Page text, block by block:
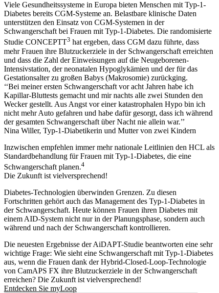
Viele Gesundheitssysteme in Europa bieten Menschen mit Typ-1-
Diabetes bereits CGM-Systeme an. Belastbare klinische Daten
unterstützen den Einsatz von CGM-Systemen in der
Schwangerschaft bei Frauen mit Typ-1-Diabetes. Die randomisierte
Studie CONCEPTT3 hat ergeben, dass CGM dazu führte, dass
mehr Frauen ihre Blutzuckerziele in der Schwangerschaft erreichten
und dass die Zahl der Einweisungen auf die Neugeborenen-
Intensivstation, der neonatalen Hypoglykämien und der für das
Gestationsalter zu großen Babys (Makrosomie) zurückging.
‘‘Bei meiner ersten Schwangerschaft vor acht Jahren habe ich
Kapillar-Bluttests gemacht und mir nachts alle zwei Stunden den
Wecker gestellt. Aus Angst vor einer katastrophalen Hypo bin ich
nicht mehr Auto gefahren und habe dafür gesorgt, dass ich während
der gesamten Schwangerschaft über Nacht nie allein war.’’
Nina Willer, Typ-1-Diabetikerin und Mutter von zwei Kindern
Inzwischen empfehlen immer mehr nationale Leitlinien den HCL als
Standardbehandlung für Frauen mit Typ-1-Diabetes, die eine
Schwangerschaft planen.4
Die Zukunft ist vielversprechend!
Diabetes-Technologien überwinden Grenzen. Zu diesen
Fortschritten gehört auch das Management des Typ-1-Diabetes in
der Schwangerschaft. Heute können Frauen ihren Diabetes mit
einem AID-System nicht nur in der Planungsphase, sondern auch
während und nach der Schwangerschaft kontrollieren.
Die neuesten Ergebnisse der AiDAPT-Studie beantworten eine sehr
wichtige Frage: Wie sieht eine Schwangerschaft mit Typ-1-Diabetes
aus, wenn die Frauen dank der Hybrid-Closed-Loop-Technologie
von CamAPS FX ihre Blutzuckerziele in der Schwangerschaft
erreichen? Die Zukunft ist vielversprechend!
Entdecken Sie myLoop